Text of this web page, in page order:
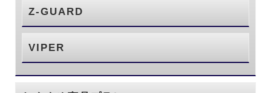
Z-GUARD
VIPER